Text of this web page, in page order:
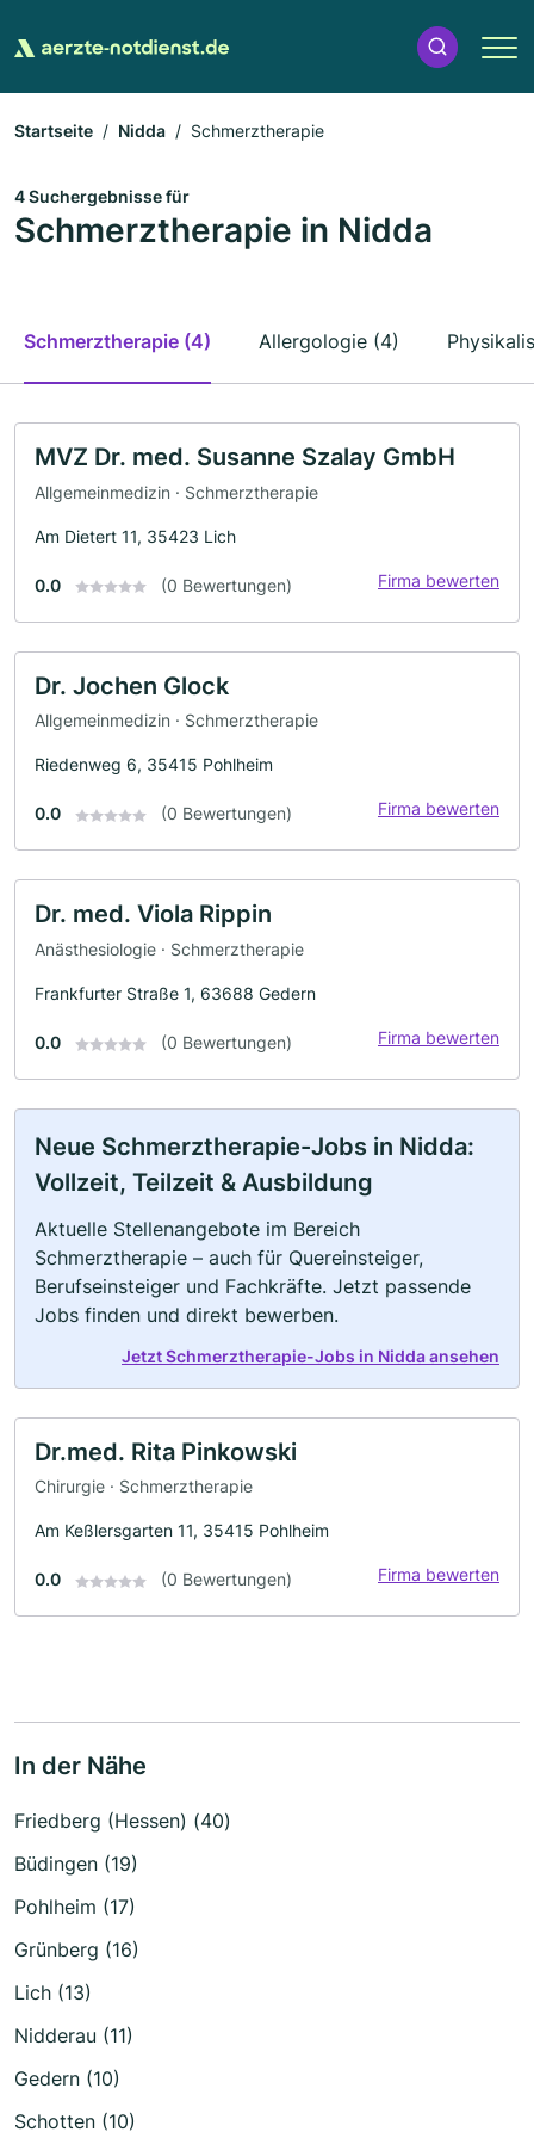
Startseite Nidda Schmerztherapie
4 Suchergebnisse für
Schmerztherapie in Nidda
Schmerztherapie (4) Allergologie (4)
MVZ Dr. med. Susanne Szalay GmbH
Allgemeinmedizin · Schmerztherapie
Am Dietert 11, 35423 Lich
0.0 (0 Bewertungen) Firma bewerten
Dr. Jochen Glock
Allgemeinmedizin · Schmerztherapie
Riedenweg 6, 35415 Pohlheim
0.0 (0 Bewertungen) Firma bewerten
Dr. med. Viola Rippin
Anästhesiologie · Schmerztherapie
Frankfurter Straße 1, 63688 Gedern
0.0 (0 Bewertungen) Firma bewerten
Neue Schmerztherapie-Jobs in Nidda:
Vollzeit, Teilzeit & Ausbildung
Aktuelle Stellenangebote im Bereich
Schmerztherapie – auch für Quereinsteiger,
Berufseinsteiger und Fachkräfte. Jetzt passende
Jobs finden und direkt bewerben.
Jetzt Schmerztherapie-Jobs in Nidda ansehen
Dr.med. Rita Pinkowski
Chirurgie · Schmerztherapie
Am Keßlersgarten 11, 35415 Pohlheim
0.0 (0 Bewertungen) Firma bewerten
In der Nähe
Friedberg (Hessen) (40)
Büdingen (19)
Pohlheim (17)
Grünberg (16)
Lich (13)
Nidderau (11)
Gedern (10)
Schotten (10)